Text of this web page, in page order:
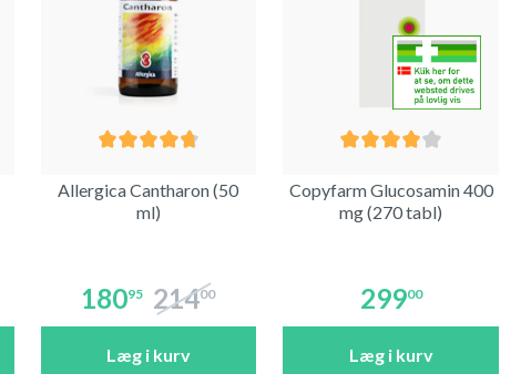
Allergica Cantharon (50
ml)
18095 21400
Læg i kurv
Copyfarm Glucosamin 400
mg (270 tabl)
29900
Læg i kurv